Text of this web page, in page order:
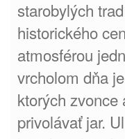
starobylých
historického
atmosférou
vrcholom dňa
ktorých
privolávať jar.